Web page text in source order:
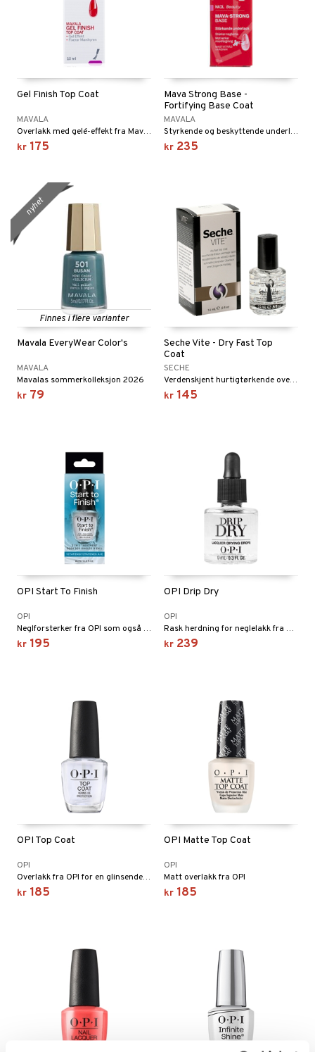
Gel Finish Top Coat
MAVALA
Overlakk med gelé-effekt fra Mavala
kr 175
Mava Strong Base -
Fortifying Base Coat
MAVALA
Styrkende og beskyttende underlakk som forebygger myke og tynne negler som lett brekker, fra Mavala
kr 235
Finnes i flere varianter
Mavala EveryWear Color's
MAVALA
Mavalas sommerkolleksjon 2026
kr 79
nyhet
Seche Vite - Dry Fast Top
Coat
SECHE
Verdenskjent hurtigtørkende overlakk for profesjonell neglepleie!
kr 145
OPI Start To Finish
OPI
Neglforsterker fra OPI som også fungerer som baselakk og overlakk
kr 195
OPI Drip Dry
OPI
Rask herdning for neglelakk fra OPI
kr 239
OPI Top Coat
OPI
Overlakk fra OPI for en glinsende flate
kr 185
OPI Matte Top Coat
OPI
Matt overlakk fra OPI
kr 185